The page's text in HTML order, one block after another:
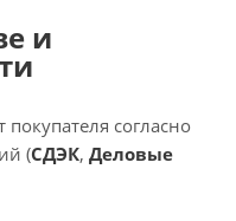
и
покупателя согласно
(СДЭК, Деловые